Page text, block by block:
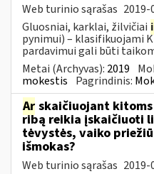
Web turinio sąrašas 2019-
Gluosniai, karklai, žilvičiai
pynimui) – klasifikuojami
pardavimui gali būti
Metai (Archyvas): 2019
mokestis Pagrindinis:
Ar skaičiuojant kitoms
ribą reikia įskaičiuoti
tėvystės, vaiko
išmokas?
Web turinio sąrašas 2019-